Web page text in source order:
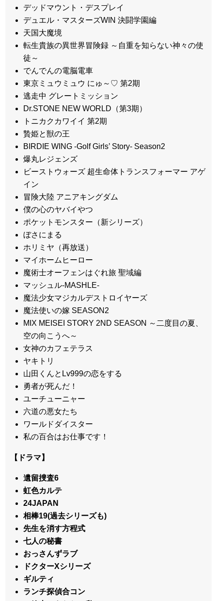
デッドマウント・デスプレイ
デュエル・マスターズWIN 決闘学園編
天国大魔境
転生貴族の異世界冒険録 ～自重を知らない神々の使
徒～
でんでんの電脳電車
東京ミュウミュウ にゅ～♡ 第2期
逃走中 グレートミッション
Dr.STONE NEW WORLD（第3期）
トニカクカワイイ 第2期
贄姫と獣の王
BIRDIE WING -Golf Girls’ Story- Season2
爆丸レジェンズ
ビーストウォーズ 超生命体トランスフォーマー アゲ
イン
冒険大陸 アニアキングダム
僕の心のヤバイやつ
ポケットモンスター（新シリーズ）
ぼさにまる
ホリミヤ（再放送）
マイホームヒーロー
魔術士オーフェンはぐれ旅 聖域編
マッシュル-MASHLE-
魔法少女マジカルデストロイヤーズ
魔法使いの嫁 SEASON2
MIX MEISEI STORY 2ND SEASON ～二度目の夏、
空の向こうへ～
女神のカフェテラス
ヤキトリ
山田くんとLv999の恋をする
勇者が死んだ！
ユーチューニャー
六道の悪女たち
ワールドダイスター
私の百合はお仕事です！
【ドラマ】
遺留捜査6
虹色カルテ
24JAPAN
相棒19(過去シリーズも)
先生を消す方程式
七人の秘書
おっさんずラブ
ドクターXシリーズ
ギルティ
ランチ探偵合コン